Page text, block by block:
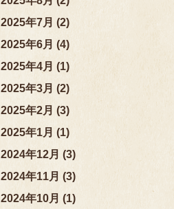
2025年7月 (2)
2025年6月 (4)
2025年4月 (1)
2025年3月 (2)
2025年2月 (3)
2025年1月 (1)
2024年12月 (3)
2024年11月 (3)
2024年10月 (1)